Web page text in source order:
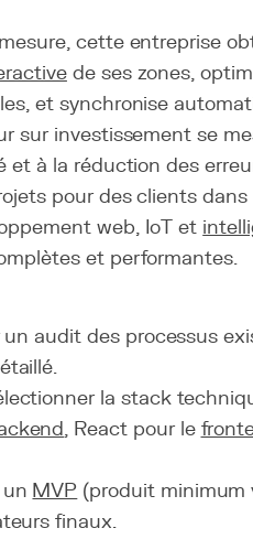
cette entreprise
de ses zones,
et synchronise
sur investissement se
à la réduction des
pour des clients dans
web, IoT et
et performantes.
un audit des processus
la stack
, React pour le
MVP (produit minimum
finaux.